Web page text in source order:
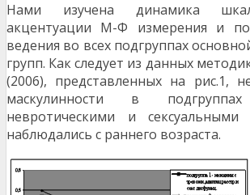
Нами изучена динамика
акцентуации М-Ф измерения и
ведения во всех подгруппах
групп. Как следует из данных
(2006), представленных на рис.1,
маскулинности в
невротическими и сексуальными
наблюдались с раннего возраста.